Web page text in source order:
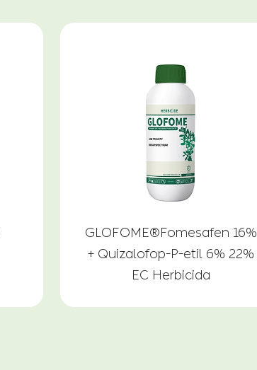
GLOFOME®Fomesafen 16%
+ Quizalofop-P-etil 6% 22%
EC Herbicida